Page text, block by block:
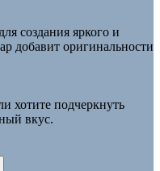
создания яркого и
добавит оригинальности
хотите подчеркнуть
вкус.